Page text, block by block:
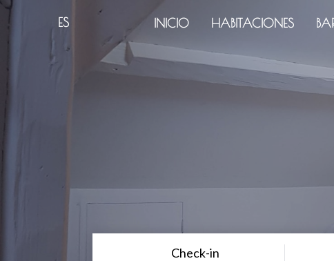
ES INICIO HABITACIONES
Check-in